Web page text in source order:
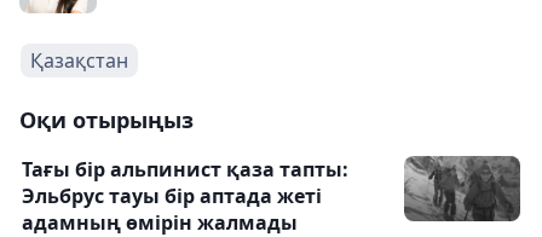
Қазақстан
Оқи отырыңыз
Тағы бір альпинист қаза тапты:
Эльбрус тауы бір аптада жеті
адамның өмірін жалмады